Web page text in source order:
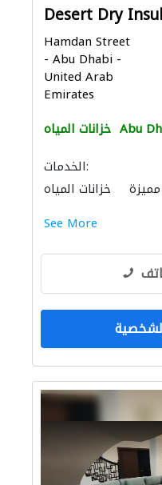
Desert Dry
Hamdan Street
- Abu Dhabi -
United Arab
Emirates
خزانات المياه Abu
الخدمات:
خزانات المياه
See More